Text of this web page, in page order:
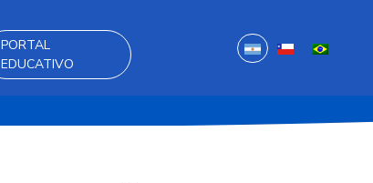
PORTAL
EDUCATIVO